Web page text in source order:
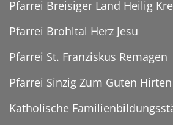
Pfarrei Breisiger Land Heilig
Pfarrei Brohltal Herz Jesu
Pfarrei St. Franziskus Remagen
Pfarrei Sinzig Zum Guten Hirten
Katholische